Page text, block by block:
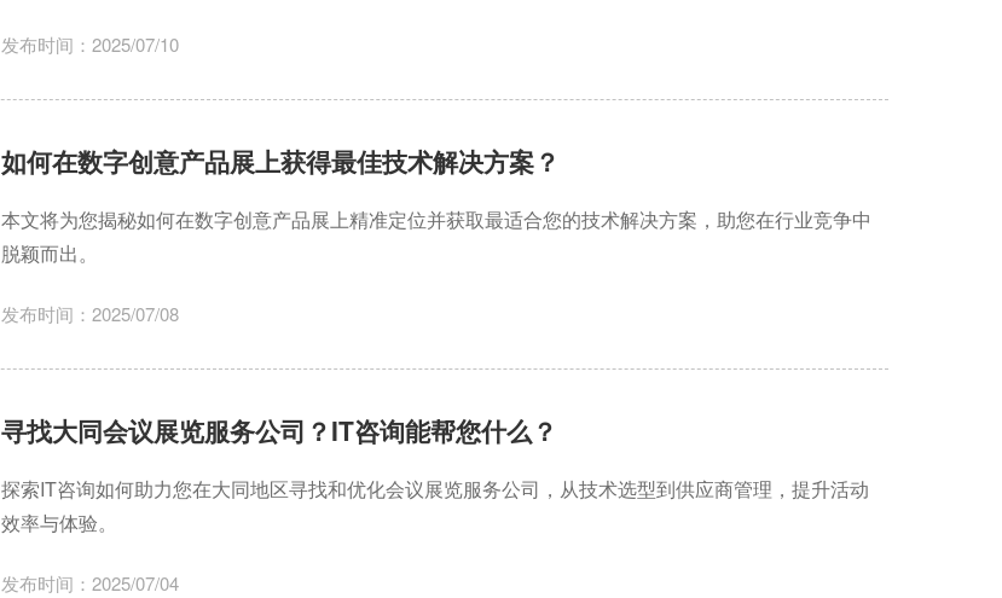
发布时间：2025/07/10
如何在数字创意产品展上获得最佳技术解决方案？
本文将为您揭秘如何在数字创意产品展上精准定位并获取最适合您的技术解决方案，助您在行业竞争中
脱颖而出。
发布时间：2025/07/08
寻找大同会议展览服务公司？IT咨询能帮您什么？
探索IT咨询如何助力您在大同地区寻找和优化会议展览服务公司，从技术选型到供应商管理，提升活动
效率与体验。
发布时间：2025/07/04